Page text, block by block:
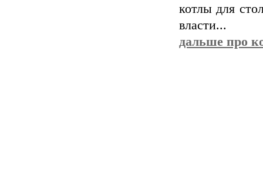
котлы для
власти...
дальше про